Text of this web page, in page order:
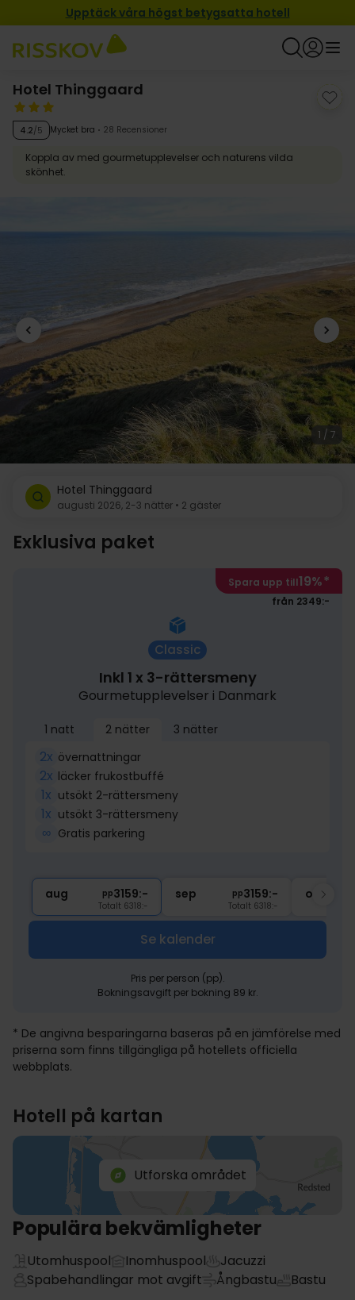
Upptäck våra högst betygsatta hotell
Hotel Thinggaard
4.2/5 Mycket bra 28 Recensioner
Koppla av med gourmetupplevelser och naturens vilda
skönhet.
1 / 7
Hotel Thinggaard
augusti 2026, 2-3 nätter • 2 gäster
Exklusiva paket
Spara upp till19%*
från 2349:-
Classic
Inkl 1 x 3-rättersmeny
Gourmetupplevelser i Danmark
1 natt 2 nätter 3 nätter
2x övernattningar
2x läcker frukostbuffé
1x utsökt 2-rättersmeny
1x utsökt 3-rättersmeny
∞ Gratis parkering
aug pp3159:-
Totalt 6318:-
sep pp3159:-
Totalt 6318:-
okt
Se kalender
Pris per person (pp).
Bokningsavgift per bokning 89 kr.
* De angivna besparingarna baseras på en jämförelse med
priserna som finns tillgängliga på hotellets officiella
webbplats.
Hotell på kartan
Utforska området
Populära bekvämligheter
Utomhuspool Inomhuspool
Jacuzzi
Spabehandlingar mot avgift
Ångbastu Bastu